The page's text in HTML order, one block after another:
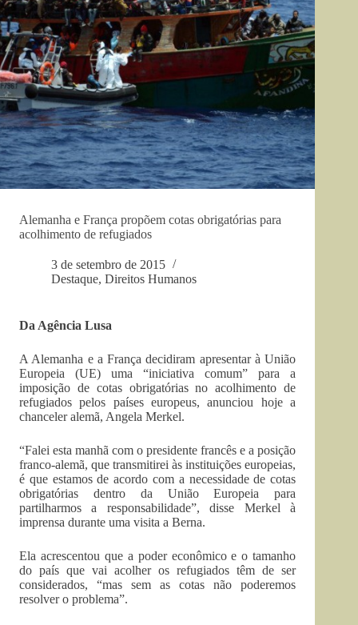
Alemanha e França propõem cotas obrigatórias para
acolhimento de refugiados
3 de setembro de 2015
Destaque, Direitos Humanos
Da Agência Lusa
A Alemanha e a França decidiram apresentar à União
Europeia (UE) uma “iniciativa comum” para a
imposição de cotas obrigatórias no acolhimento de
refugiados pelos países europeus, anunciou hoje a
chanceler alemã, Angela Merkel.
“Falei esta manhã com o presidente francês e a posição
franco-alemã, que transmitirei às instituições europeias,
é que estamos de acordo com a necessidade de cotas
obrigatórias dentro da União Europeia para
partilharmos a responsabilidade”, disse Merkel à
imprensa durante uma visita a Berna.
Ela acrescentou que a poder econômico e o tamanho
do país que vai acolher os refugiados têm de ser
considerados, “mas sem as cotas não poderemos
resolver o problema”.